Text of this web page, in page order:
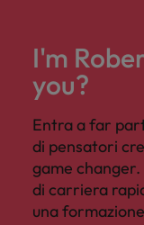
I'm
you?
Entra a far
di pensatori
game
di carriera
una